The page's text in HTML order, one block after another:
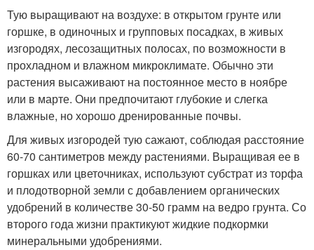
Тую выращивают на воздухе: в открытом грунте или
горшке, в одиночных и групповых посадках, в живых
изгородях, лесозащитных полосах, по возможности в
прохладном и влажном микроклимате. Обычно эти
растения высаживают на постоянное место в ноябре
или в марте. Они предпочитают глубокие и слегка
влажные, но хорошо дренированные почвы.
Для живых изгородей тую сажают, соблюдая расстояние
60-70 сантиметров между растениями. Выращивая ее в
горшках или цветочниках, используют субстрат из торфа
и плодотворной земли с добавлением органических
удобрений в количестве 30-50 грамм на ведро грунта. Со
второго года жизни практикуют жидкие подкормки
минеральными удобрениями.